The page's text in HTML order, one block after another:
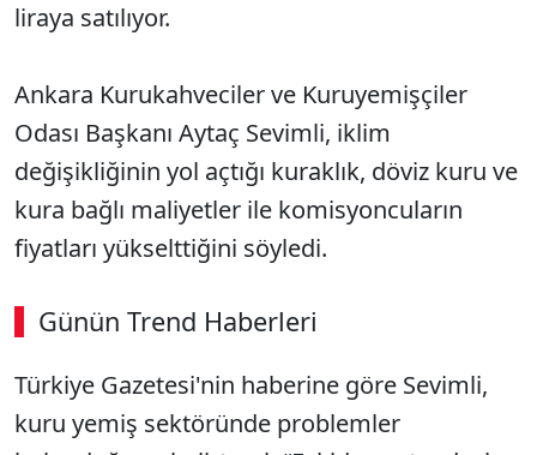
liraya satılıyor.
Ankara Kurukahveciler ve Kuruyemişçiler
Odası Başkanı Aytaç Sevimli, iklim
değişikliğinin yol açtığı kuraklık, döviz kuru ve
kura bağlı maliyetler ile komisyoncuların
fiyatları yükselttiğini söyledi.
Günün Trend Haberleri
SÖZCÜ SON DAKİKA
Türkiye Gazetesi'nin haberine göre Sevimli,
kuru yemiş sektöründe problemler